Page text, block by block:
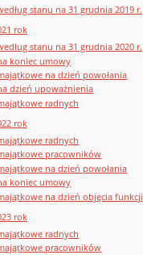
stanu na 31 grudnia 2019 r.
rok
stanu na 31 grudnia 2020 r.
koniec umowy
na dzień powołania
dzień upoważnienia
radnych
rok
radnych
pracowników
na dzień powołania
koniec umowy
na dzień objęcia funkcji
rok
radnych
pracowników